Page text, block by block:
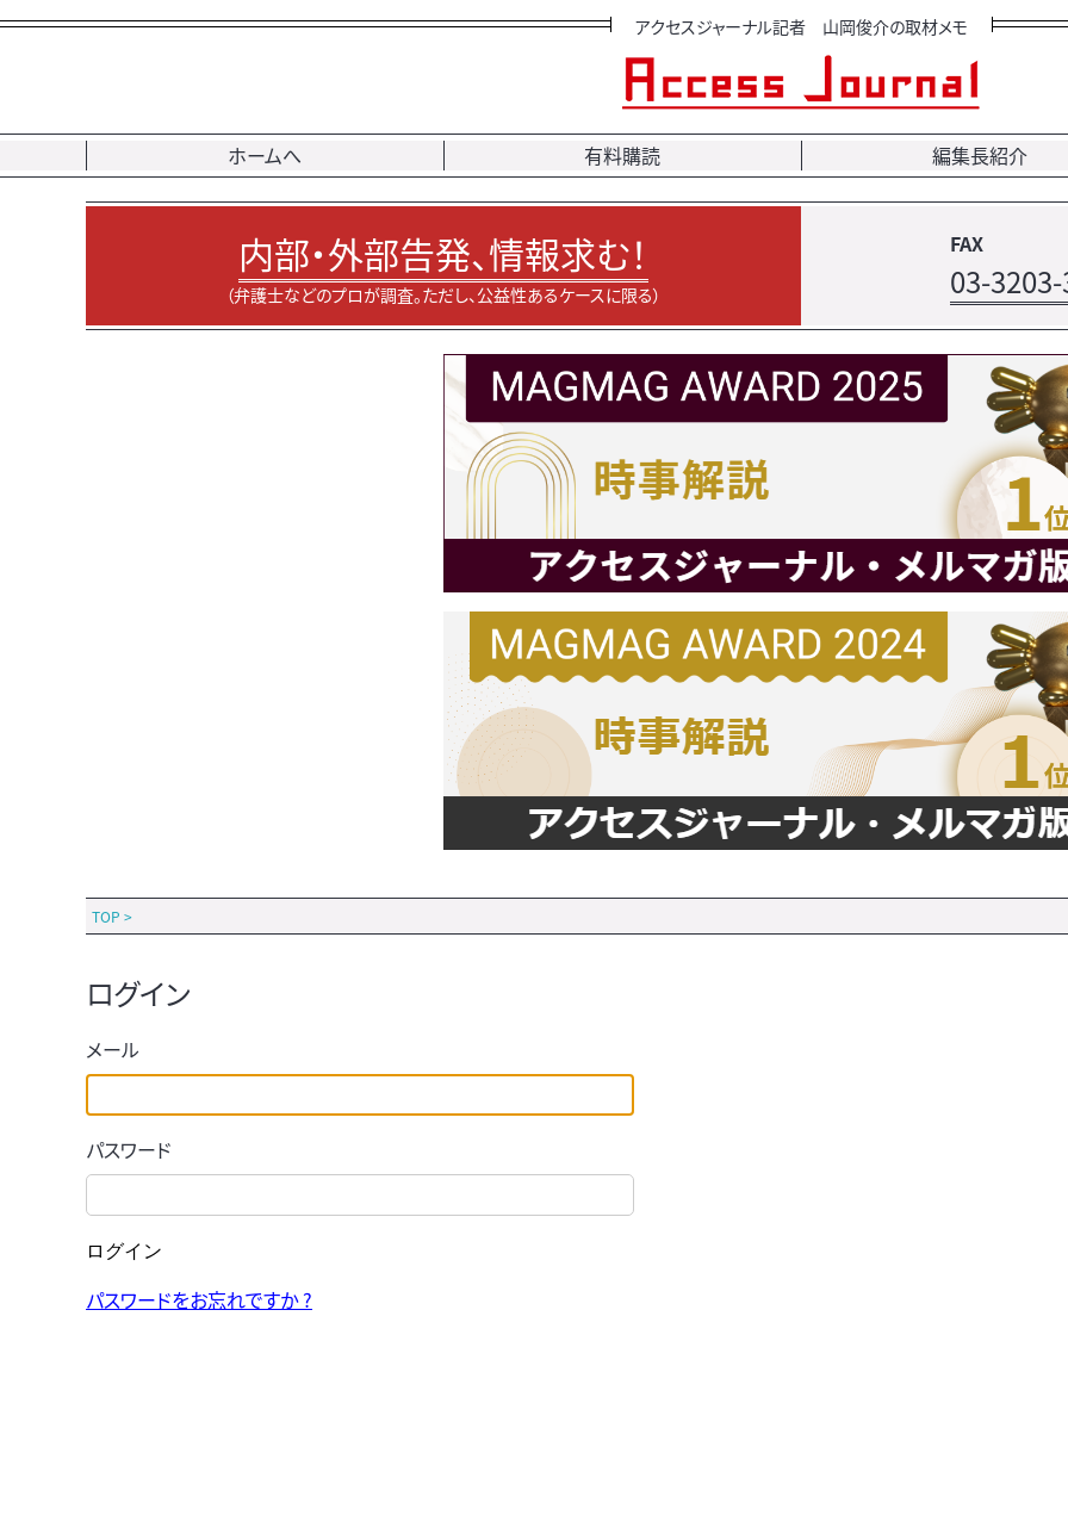
アクセスジャーナル記者 山岡俊介の取材メモ
ホームへ 有料購読 編集長紹介
内部・外部告発、情報求む！
（弁護士などのプロが調査。ただし、公益性あるケースに限る）
FAX
03-
TOP >
ログイン
メール
パスワード
ログイン
パスワードをお忘れですか ?